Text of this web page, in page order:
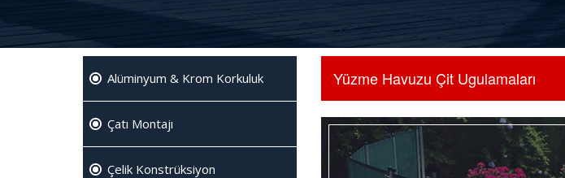
Alüminyum & Krom Korkuluk
Çatı Montajı
Çelik Konstrüksiyon
Yüzme Havuzu Çit Ugulamaları